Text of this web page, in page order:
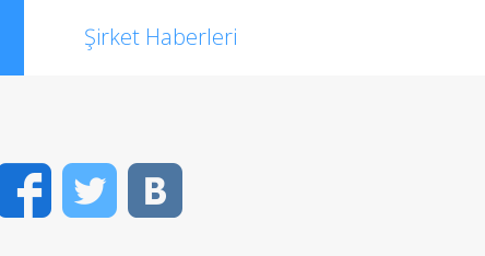
Şirket Haberleri
FacebookTwitter